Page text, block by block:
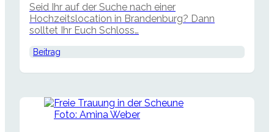
Seid Ihr auf der Suche nach einer
Hochzeitslocation in Brandenburg? Dann
solltet Ihr Euch Schloss…
Beitrag
Foto: Amina Weber